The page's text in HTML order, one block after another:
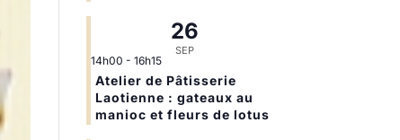
26
SEP
14h00 - 16h15
Atelier de Pâtisserie
Laotienne : gateaux au
manioc et fleurs de lotus